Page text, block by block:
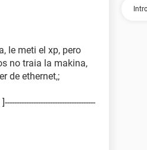
le meti el xp, pero
no traia la makina,
de ethernet,;